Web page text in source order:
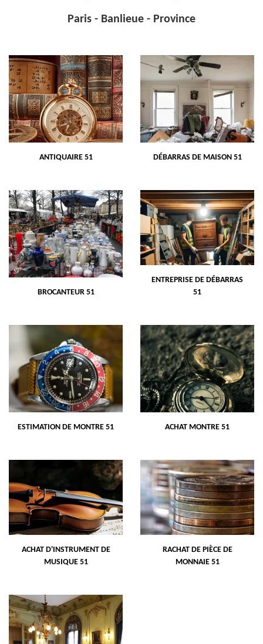
Paris - Banlieue - Province
ANTIQUAIRE 51 DÉBARRAS DE MAISON 51
BROCANTEUR 51
ENTREPRISE DE DÉBARRAS
51
ESTIMATION DE MONTRE 51 ACHAT MONTRE 51
ACHAT D'INSTRUMENT DE
MUSIQUE 51
RACHAT DE PIÈCE DE
MONNAIE 51